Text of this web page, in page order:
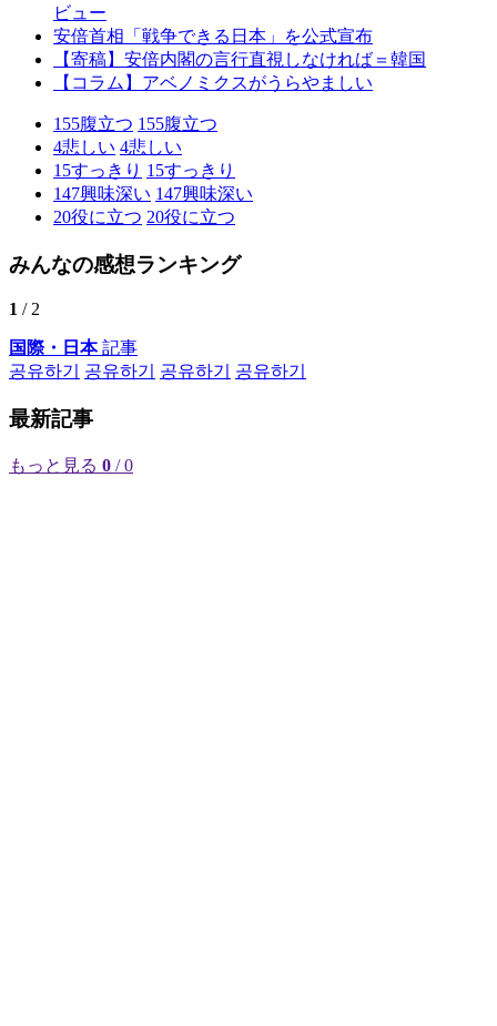
ビュー
安倍首相「戦争できる日本」を公式宣布
【寄稿】安倍内閣の言行直視しなければ＝韓国
【コラム】アベノミクスがうらやましい
155腹立つ 155腹立つ
4悲しい 4悲しい
15すっきり 15すっきり
147興味深い 147興味深い
20役に立つ 20役に立つ
みんなの感想ランキング
1 / 2
国際・日本記事
공유하기
공유하기 공유하기 공유하기
最新記事
もっと見る 0 / 0